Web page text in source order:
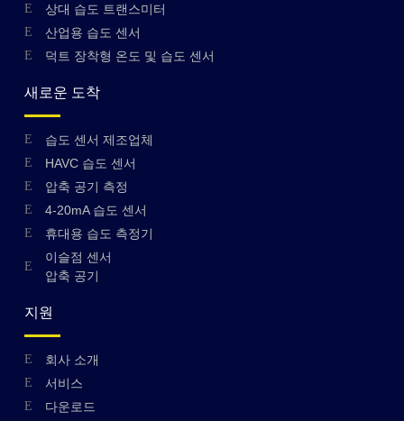
상대 습도 트랜스미터
산업용 습도 센서
덕트 장착형 온도 및 습도 센서
새로운 도착
습도 센서 제조업체
HAVC 습도 센서
압축 공기 측정
4-20mA 습도 센서
휴대용 습도 측정기
이슬점 센서
압축 공기
지원
회사 소개
서비스
다운로드